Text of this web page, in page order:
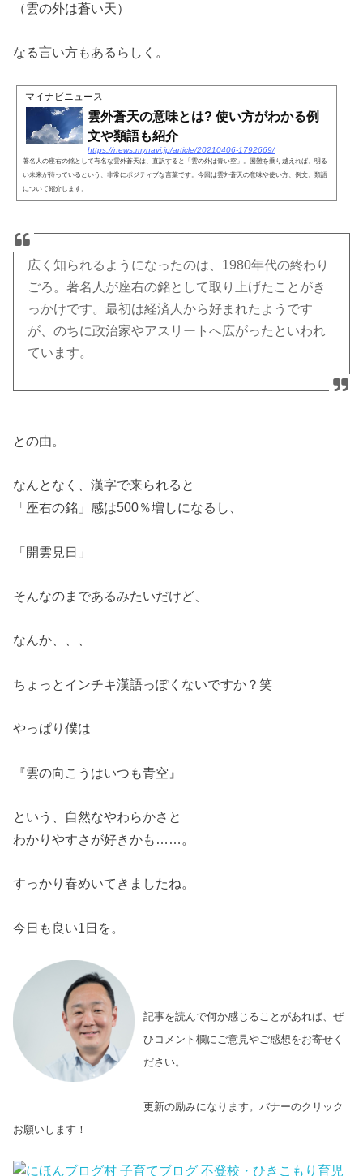
（雲の外は蒼い天）
なる言い方もあるらしく。
マイナビニュース
雲外蒼天の意味とは? 使い方がわかる例
文や類語も紹介
https://news.mynavi.jp/article/20210406-1792669/
著名人の座右の銘として有名な雲外蒼天は、直訳すると「雲の外は青い空」。困難を乗り越えれば、明る
い未来が待っているという、非常にポジティブな言葉です。今回は雲外蒼天の意味や使い方、例文、類語
について紹介します。
広く知られるようになったのは、1980年代の終わり
ごろ。著名人が座右の銘として取り上げたことがき
っかけです。最初は経済人から好まれたようです
が、のちに政治家やアスリートへ広がったといわれ
ています。
との由。
なんとなく、漢字で来られると
「座右の銘」感は500％増しになるし、
「開雲見日」
そんなのまであるみたいだけど、
なんか、、、
ちょっとインチキ漢語っぽくないですか？笑
やっぱり僕は
『雲の向こうはいつも青空』
という、自然なやわらかさと
わかりやすさが好きかも……。
すっかり春めいてきましたね。
今日も良い1日を。
記事を読んで何か感じることがあれば、ぜ
ひコメント欄にご意見やご感想をお寄せく
ださい。
更新の励みになります。バナーのクリック
お願いします！